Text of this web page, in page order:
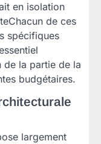
en isolation
de ces
spécifiques
la partie de la
budgétaires.
largement